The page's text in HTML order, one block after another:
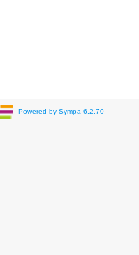
Powered by Sympa 6.2.70